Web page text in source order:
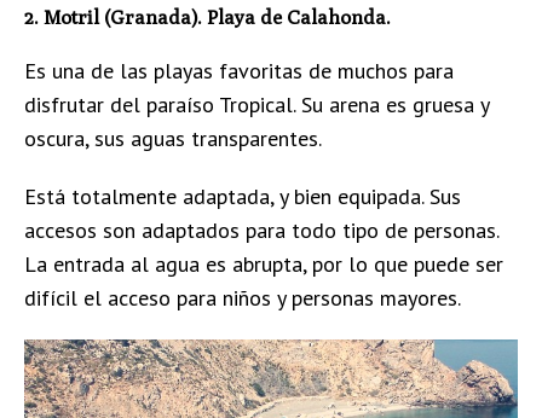
2. Motril (Granada). Playa de Calahonda.
Es una de las playas favoritas de muchos para
disfrutar del paraíso Tropical. Su arena es gruesa y
oscura, sus aguas transparentes.
Está totalmente adaptada, y bien equipada. Sus
accesos son adaptados para todo tipo de personas.
La entrada al agua es abrupta, por lo que puede ser
difícil el acceso para niños y personas mayores.